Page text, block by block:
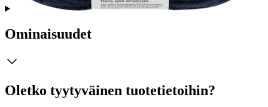
Ominaisuudet
Oletko tyytyväinen tuotetietoihin?